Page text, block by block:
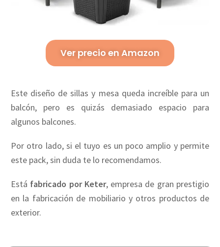
Ver precio en Amazon
Este diseño de sillas y mesa queda increíble para un
balcón, pero es quizás demasiado espacio para
algunos balcones.
Por otro lado, si el tuyo es un poco amplio y permite
este pack, sin duda te lo recomendamos.
Está fabricado por Keter, empresa de gran prestigio
en la fabricación de mobiliario y otros productos de
exterior.